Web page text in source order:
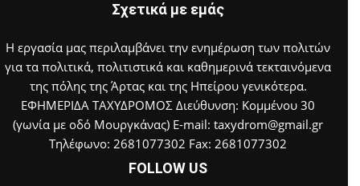
Σχετικά με εμάς
Η εργασία μας περιλαμβάνει την ενημέρωση των πολιτών
για τα πολιτικά, πολιτιστικά και καθημερινά τεκταινόμενα
της πόλης της Άρτας και της Ηπείρου γενικότερα.
ΕΦΗΜΕΡΙΔΑ ΤΑΧΥΔΡΟΜΟΣ Διεύθυνση: Κομμένου 30
(γωνία με οδό Μουργκάνας) E-mail: taxydrom@gmail.gr
Τηλέφωνο: 2681077302 Fax: 2681077302
FOLLOW US